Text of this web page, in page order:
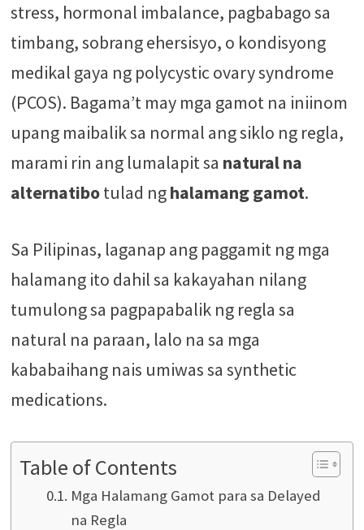
stress, hormonal imbalance, pagbabago sa
timbang, sobrang ehersisyo, o kondisyong
medikal gaya ng polycystic ovary syndrome
(PCOS). Bagama’t may mga gamot na iniinom
upang maibalik sa normal ang siklo ng regla,
marami rin ang lumalapit sa natural na
alternatibotulad nghalamang gamot.
Sa Pilipinas, laganap ang paggamit ng mga
halamang ito dahil sa kakayahan nilang
tumulong sa pagpapabalik ng regla sa
natural na paraan, lalo na sa mga
kababaihang nais umiwas sa synthetic
medications.
Table of Contents
Mga Halamang Gamot para sa Delayed
na Regla